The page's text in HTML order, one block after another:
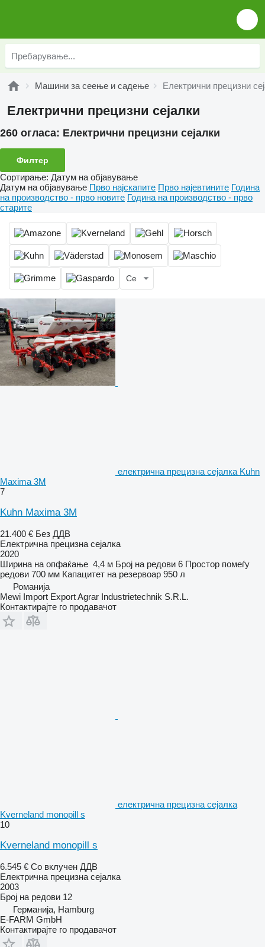
Машини за сеење и садење Електрични прецизни
Електрични прецизни сејалки
260 огласа: Електрични прецизни сејалки
Филтер
Сортирање: Датум на објавување
Датум на објавување Прво најскапите Прво најевтините Година
на производство - прво новите Година на производство - прво
старите
Се
електрична прецизна сејалка Kuhn
Maxima 3M
7
Kuhn Maxima 3M
21.400 € Без ДДВ
Електрична прецизна сејалка
2020
Ширина на опфаќање 4,4 м Број на редови 6 Простор помеѓу
редови 700 мм Капацитет на резервоар 950 л
Романија
Mewi Import Export Agrar Industrietechnik S.R.L.
Контактирајте го продавачот
електрична прецизна сејалка
Kverneland monopill s
10
Kverneland monopill s
6.545 € Со вклучен ДДВ
Електрична прецизна сејалка
2003
Број на редови 12
Германија, Hamburg
E-FARM GmbH
Контактирајте го продавачот